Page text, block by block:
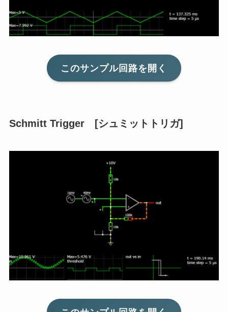
このサンプル回路を開く
Schmitt Trigger [シュミットトリガ]